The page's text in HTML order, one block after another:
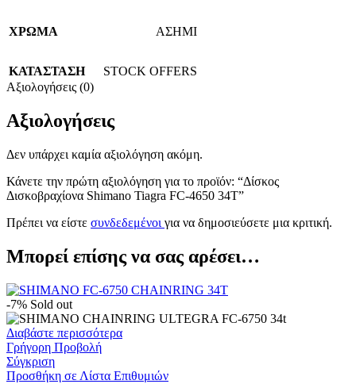
ΧΡΩΜΑ ΑΣΗΜΙ
ΚΑΤΑΣΤΑΣΗ
STOCK OFFERS
Αξιολογήσεις (0)
Αξιολογήσεις
Δεν υπάρχει καμία αξιολόγηση ακόμη.
Κάνετε την πρώτη αξιολόγηση για το προϊόν: “Δίσκος
Δισκοβραχίονα Shimano Tiagra FC-4650 34T”
Πρέπει να είστε συνδεδεμένοι για να δημοσιεύσετε μια κριτική.
Μπορεί επίσης να σας αρέσει…
-7% Sold out
Διαβάστε περισσότερα
Γρήγορη Προβολή
Σύγκριση
Προσθήκη σε Λίστα Επιθυμιών